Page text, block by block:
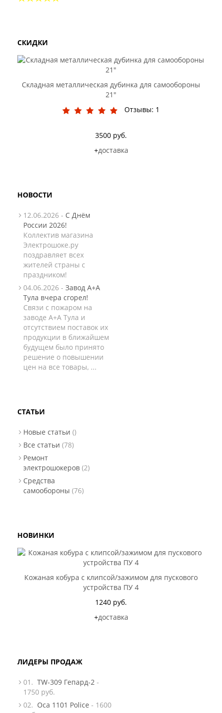
СКИДКИ
Складная металлическая дубинка для самообороны
21"
Отзывы: 1
3500 руб.
+доставка
НОВОСТИ
12.06.2026 - С Днём
России 2026!
Коллектив магазина
Электрошоке.ру
поздравляет всех
жителей страны с
праздником!
04.06.2026 - Завод А+А
Тула вчера сгорел!
Связи с пожаром на
заводе А+А Тула и
отсутствием поставок их
продукции в ближайшем
будущем было принято
решение о повышении
цен на все товары, ...
СТАТЬИ
Новые статьи ()
Все статьи (78)
Ремонт
электрошокеров (2)
Средства
самообороны (76)
НОВИНКИ
Кожаная кобура с клипсой/зажимом для пускового
устройства ПУ 4
1240 руб.
+доставка
ЛИДЕРЫ ПРОДАЖ
01. TW-309 Гепард-2 -
1750 руб.
02. Оса 1101 Police - 1600